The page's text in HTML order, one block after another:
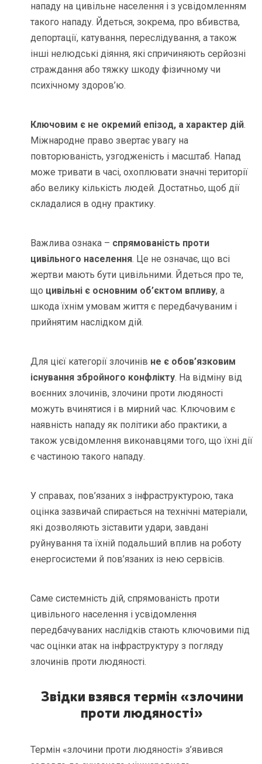
нападу на цивільне населення і з усвідомленням
такого нападу. Йдеться, зокрема, про вбивства,
депортації, катування, переслідування, а також
інші нелюдські діяння, які спричиняють серйозні
страждання або тяжку шкоду фізичному чи
психічному здоров’ю.
Ключовим є не окремий епізод, а характер дій.
Міжнародне право звертає увагу на
повторюваність, узгодженість і масштаб. Напад
може тривати в часі, охоплювати значні території
або велику кількість людей. Достатньо, щоб дії
складалися в одну практику.
Важлива ознака – спрямованість проти
цивільного населення. Це не означає, що всі
жертви мають бути цивільними. Йдеться про те,
що цивільні є основним об’єктом впливу, а
шкода їхнім умовам життя є передбачуваним і
прийнятим наслідком дій.
Для цієї категорії злочинів не є обов’язковим
існування збройного конфлікту. На відміну від
воєнних злочинів, злочини проти людяності
можуть вчинятися і в мирний час. Ключовим є
наявність нападу як політики або практики, а
також усвідомлення виконавцями того, що їхні дії
є частиною такого нападу.
У справах, пов’язаних з інфраструктурою, така
оцінка зазвичай спирається на технічні матеріали,
які дозволяють зіставити удари, завдані
руйнування та їхній подальший вплив на роботу
енергосистеми й пов’язаних із нею сервісів.
Саме системність дій, спрямованість проти
цивільного населення і усвідомлення
передбачуваних наслідків стають ключовими під
час оцінки атак на інфраструктуру з погляду
злочинів проти людяності.
Звідки взявся термін «злочини
проти людяності»
Термін «злочини проти людяності» з’явився